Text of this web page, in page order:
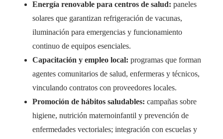
Energía renovable para centros de salud: paneles
solares que garantizan refrigeración de vacunas,
iluminación para emergencias y funcionamiento
continuo de equipos esenciales.
Capacitación y empleo local: programas que forman
agentes comunitarios de salud, enfermeras y técnicos,
vinculando contratos con proveedores locales.
Promoción de hábitos saludables: campañas sobre
higiene, nutrición maternoinfantil y prevención de
enfermedades vectoriales; integración con escuelas y